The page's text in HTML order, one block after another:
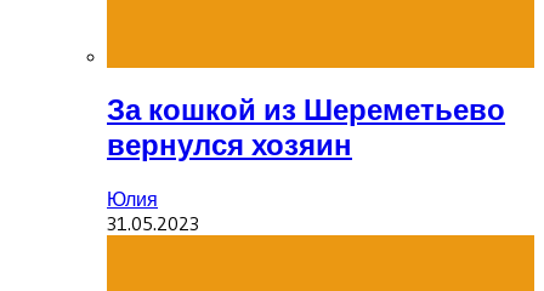
За кошкой из Шереметьево
вернулся хозяин
Юлия
31.05.2023